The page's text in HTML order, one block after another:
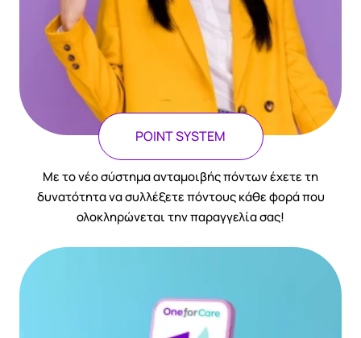
POINT SYSTEM
Με το νέο σύστημα ανταμοιβής πόντων έχετε τη
δυνατότητα να συλλέξετε πόντους κάθε φορά που
ολοκληρώνεται την παραγγελία σας!